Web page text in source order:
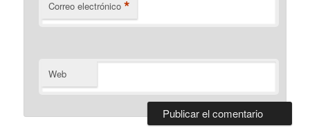
Correo electrónico *
Web